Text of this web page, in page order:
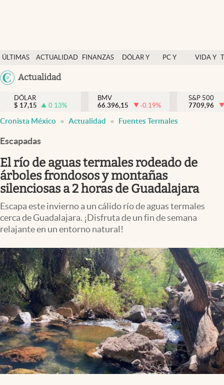
ÚLTIMAS
NOTICIAS
ACTUALIDAD
FINANZAS
DÓLAR Y
PC Y
VIDA Y
México
Actualidad
Actualidad
Finanzas y economía
Dólar y mercados
Pc y celular
Vida y estilo
Tv
Clima
Espiritualidad
Mediakit
abre en nueva pestaña
México
DÓLAR
$ 17,15 0.13%
BMV
66.396,15
-0.19%
S&P 500
7709,96
Cronista México Actualidad Fuentes Termales
Escapadas
El río de aguas termales rodeado de
árboles frondosos y montañas
silenciosas a 2 horas de Guadalajara
Escapa este invierno a un cálido río de aguas termales
cerca de Guadalajara. ¡Disfruta de un fin de semana
relajante en un entorno natural!